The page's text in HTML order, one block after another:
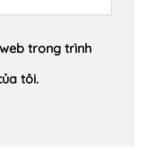
trong trình
tôi.